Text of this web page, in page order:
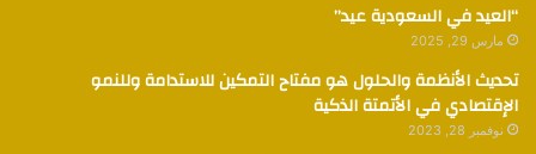
“العيد في السعودية عيد”
مارس 29, 2025
تحديث الأنظمة والحلول هو مفتاح التمكين للاستدامة وللنمو
الإقتصادي في الأتمتة الذكية
نوفمبر 28, 2023